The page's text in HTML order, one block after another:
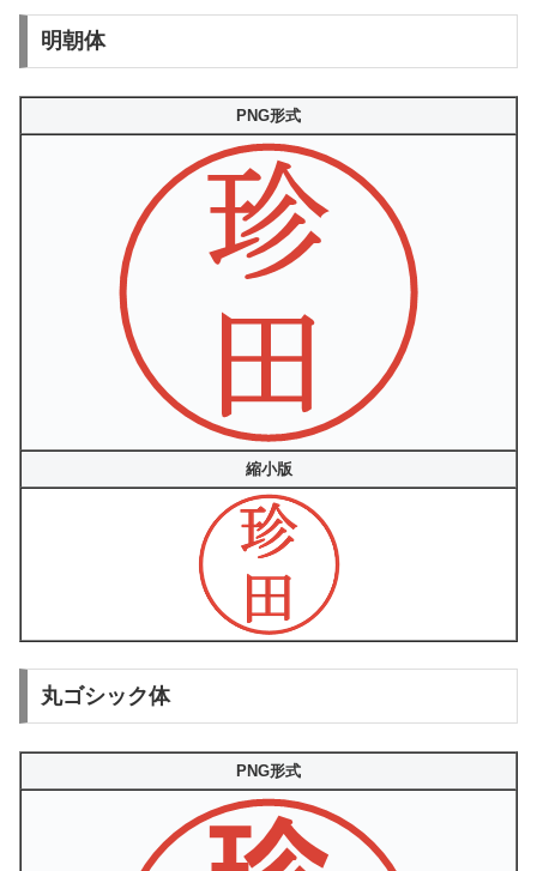
明朝体
PNG形式
縮小版
丸ゴシック体
PNG形式